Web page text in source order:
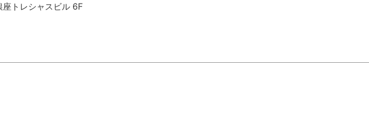
トレシャスビル 6F